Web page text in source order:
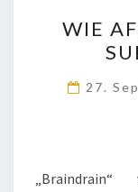
WIE
27.
„Braindrain“